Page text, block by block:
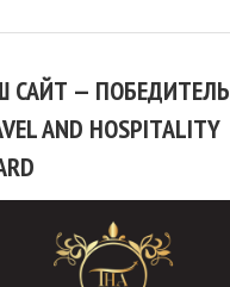
САЙТ — ПОБЕДИТЕЛЬ
AND HOSPITALITY